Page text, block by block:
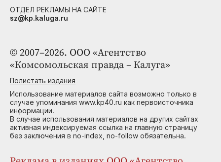
© 2007–2026. ООО «Агентство
«Комсомольская правда – Калуга»
Полистать издания
Использование материалов сайта возможно только в
случае упоминания www.kp40.ru как первоисточника
информации.
В случае использования материалов на других сайтах
активная индексируемая ссылка на главную страницу
без заключения в no-index, no-follow обязательна.
ОТДЕЛ РЕКЛАМЫ НА САЙТЕ
sz@kp.kaluga.ru